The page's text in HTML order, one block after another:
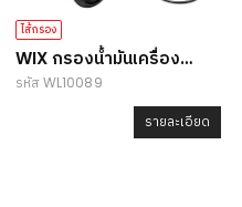
ไส้กรอง
WIX กรองน้ำมันเครื่อง
WL10089
รหัส WL10089
รายละเอียด